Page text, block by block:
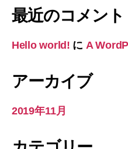
最近のコメント
Hello world! に A
アーカイブ
2019年11月